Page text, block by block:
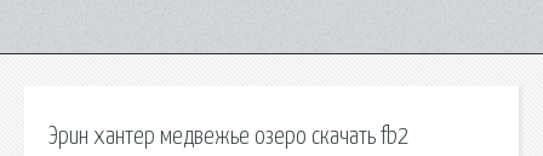
Эрин хантер медвежье озеро скачать fb2